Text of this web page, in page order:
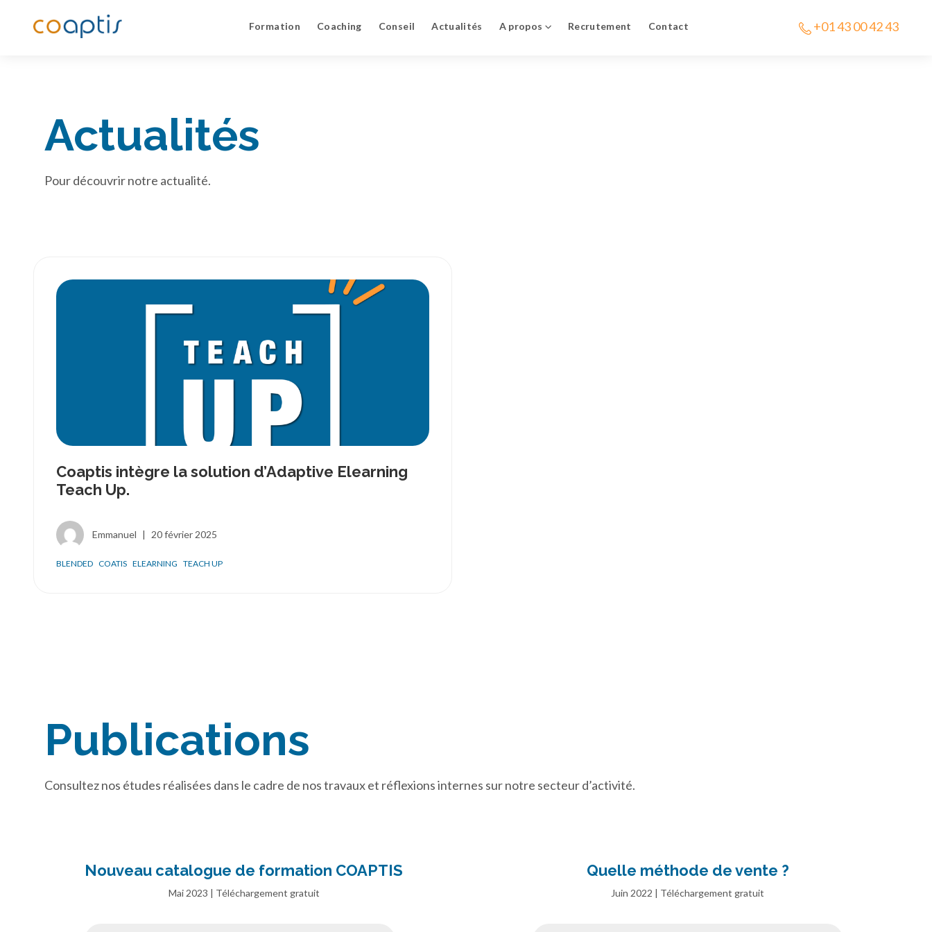
Formation Coaching Conseil Actualités A propos Recrutement Contact +01 43 00 42 43
Actualités
Pour découvrir notre actualité.
Coaptis intègre la solution d’Adaptive Elearning
Teach Up.
Emmanuel | 20 février 2025
BLENDED COATIS ELEARNING TEACH UP
Publications
Consultez nos études réalisées dans le cadre de nos travaux et réflexions internes sur notre secteur d’activité.
Nouveau catalogue de formation COAPTIS
Mai 2023 | Téléchargement gratuit
Quelle méthode de vente ?
Juin 2022 | Téléchargement gratuit